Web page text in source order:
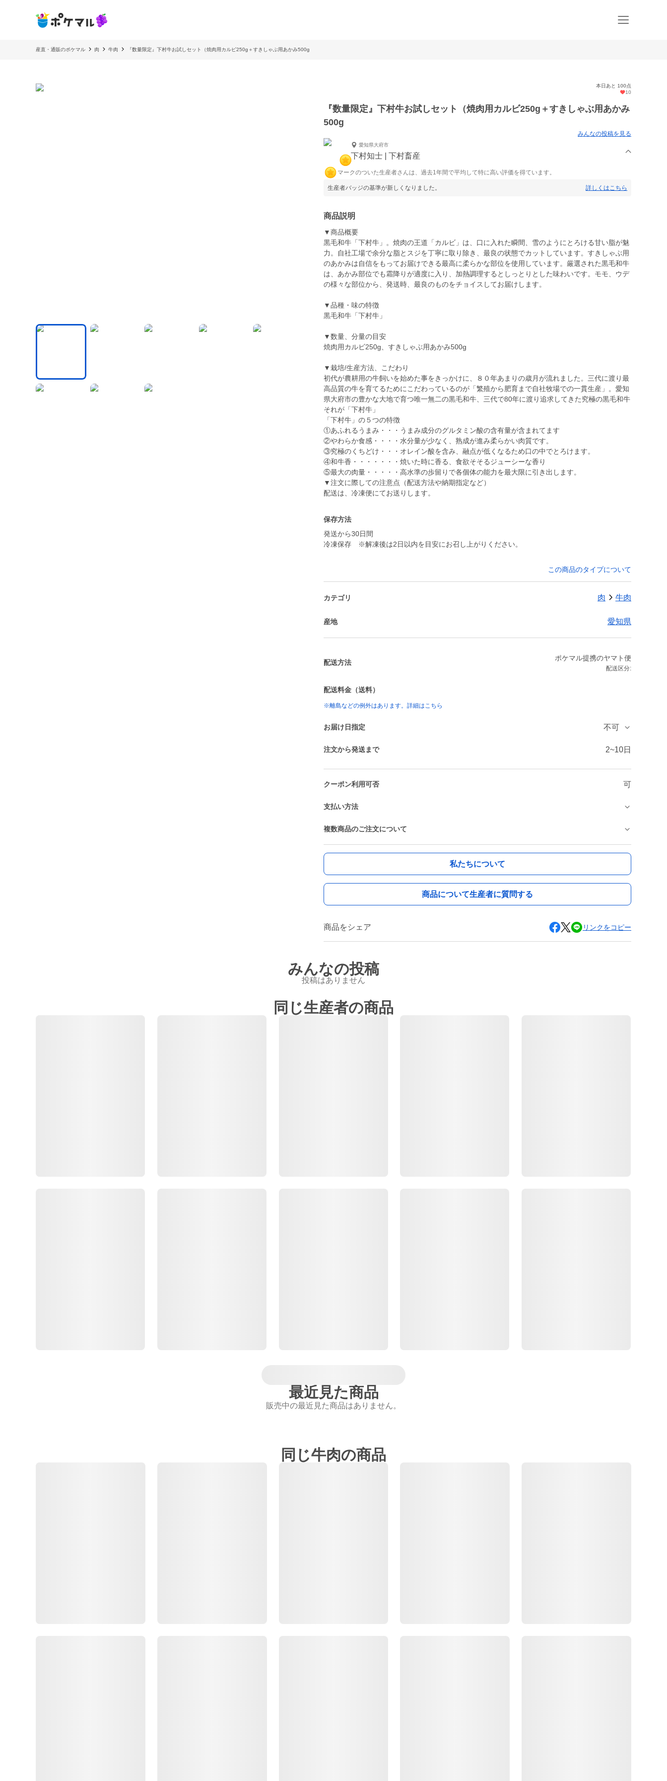
産直・通販のポケマル 肉 牛肉 『数量限定』下村牛お試しセット（焼肉用カルビ250g＋すきしゃぶ用あかみ500g
本日あと 100点
10
『数量限定』下村牛お試しセット（焼肉用カルビ250g＋すきしゃぶ用あかみ
500g
みんなの投稿を見る
愛知県大府市
下村知士 | 下村畜産
マークのついた生産者さんは、過去1年間で平均して特に高い評価を得ています。
生産者バッジの基準が新しくなりました。 詳しくはこちら
商品説明
▼商品概要
黒毛和牛「下村牛」。焼肉の王道「カルビ」は、口に入れた瞬間、雪のようにとろける甘い脂が魅
力。自社工場で余分な脂とスジを丁寧に取り除き、最良の状態でカットしています。すきしゃぶ用
のあかみは自信をもってお届けできる最高に柔らかな部位を使用しています。厳選された黒毛和牛
は、あかみ部位でも霜降りが適度に入り、加熱調理するとしっとりとした味わいです。モモ、ウデ
の様々な部位から、発送時、最良のものをチョイスしてお届けします。
▼品種・味の特徴
黒毛和牛「下村牛」
▼数量、分量の目安
焼肉用カルビ250g、すきしゃぶ用あかみ500g
▼栽培/生産方法、こだわり
初代が農耕用の牛飼いを始めた事をきっかけに、８０年あまりの歳月が流れました。三代に渡り最
高品質の牛を育てるためにこだわっているのが「繁殖から肥育まで自社牧場での一貫生産」。愛知
県大府市の豊かな大地で育つ唯一無二の黒毛和牛、三代で80年に渡り追求してきた究極の黒毛和牛
それが「下村牛」
「下村牛」の５つの特徴
①あふれるうまみ・・・うまみ成分のグルタミン酸の含有量が含まれてます
②やわらか食感・・・・水分量が少なく、熟成が進み柔らかい肉質です。
③究極のくちどけ・・・オレイン酸を含み、融点が低くなるため口の中でとろけます。
④和牛香・・・・・・・焼いた時に香る、食欲そそるジューシーな香り
⑤最大の肉量・・・・・高水準の歩留りで各個体の能力を最大限に引き出します。
▼注文に際しての注意点（配送方法や納期指定など）
配送は、冷凍便にてお送りします。
保存方法
発送から30日間
冷凍保存 ※解凍後は2日以内を目安にお召し上がりください。
この商品のタイプについて
カテゴリ 肉 牛肉
産地 愛知県
配送方法
ポケマル提携のヤマト便
配送区分:
配送料金（送料）
※離島などの例外はあります。詳細はこちら
お届け日指定 不可
注文から発送まで 2~10日
クーポン利用可否 可
支払い方法
複数商品のご注文について
私たちについて
商品について生産者に質問する
商品をシェア リンクをコピー
みんなの投稿
投稿はありません
同じ生産者の商品
最近見た商品
販売中の最近見た商品はありません。
同じ牛肉の商品